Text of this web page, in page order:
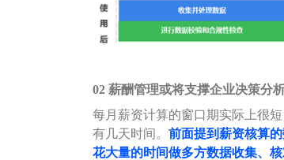
02 薪酬管理或将支撑企业决策分
每月薪资计算的窗口期实际上很
有几天时间。 前面提到薪资核算
花大量的时间做多方数据收集、